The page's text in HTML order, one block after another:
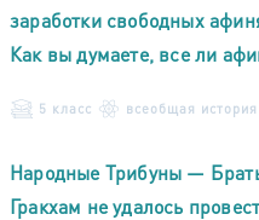
заработки свободных
Как вы думаете, все ли
5 класс всеобщая история
Народные Трибуны —
Гракхам не удалось